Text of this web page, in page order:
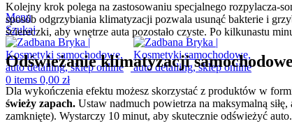
Menu
Szukaj
0 items 0,00 zł
Kolejny krok polega na zastosowaniu specjalnego rozpylacza-
sposób odgrzybiania klimatyzacji pozwala usunąć bakterie i
ściereczki, aby wnętrze auta pozostało czyste. Po kilkunastu
Odświeżanie klimatyzacji
Dla wykończenia efektu możesz skorzystać z produktów w
świeży zapach. Ustaw nadmuch powietrza na maksymalną
zamknięte). Wystarczy 10 minut, aby skutecznie odświeżyć auto.